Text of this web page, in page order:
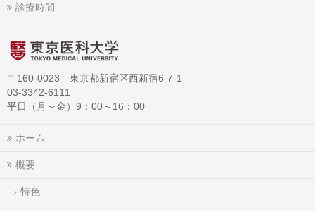
診療時間
〒160-0023 東京都新宿区西新宿6-7-1
03-3342-6111
平日（月～金）9：00～16：00
ホーム
概要
特色